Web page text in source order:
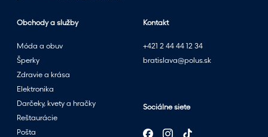
Kontakt
+421 2 44 44 12 34
bratislava@polus.sk
Sociálne siete
Obchody a služby
Móda a obuv
Šperky
Zdravie a krása
Elektronika
Darčeky, kvety a hračky
Reštaurácie
Pošta